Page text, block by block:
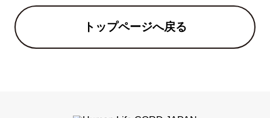
トップページへ戻る